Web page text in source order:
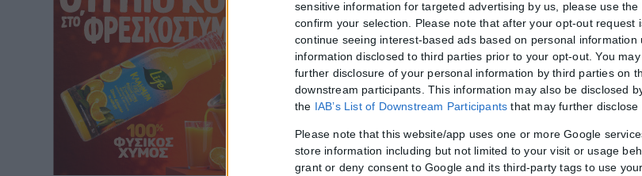
sensitive information for targeted advertising by us, please use
confirm your selection. Please note that after your opt-out request
continue seeing interest-based ads based on personal
information disclosed to third parties prior to your opt-out. You
further disclosure of your personal information by third parties on
downstream participants. This information may also be disclosed
the IAB’s List of Downstream Participants that may further disclose
Please note that this website/app uses one or more Google
store information including but not limited to your visit or usage
grant or deny consent to Google and its third-party tags to use